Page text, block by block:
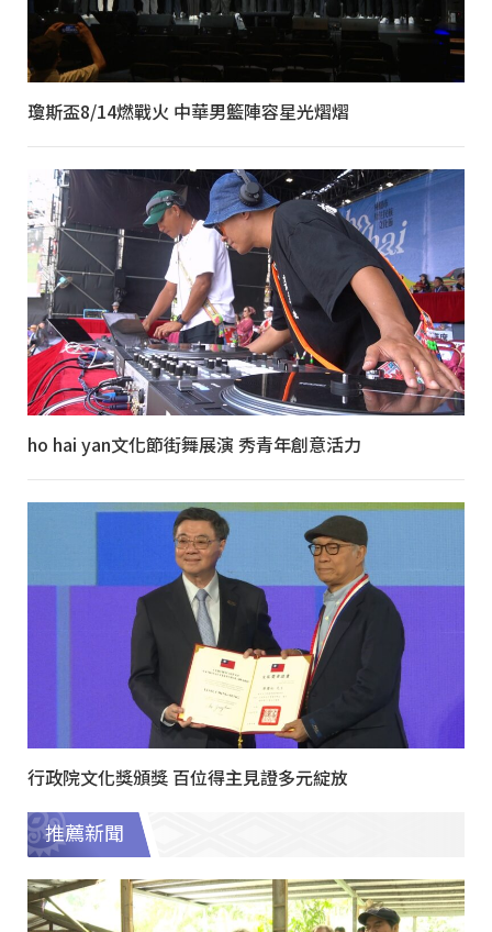
瓊斯盃8/14燃戰火 中華男籃陣容星光熠熠
ho hai yan文化節街舞展演 秀青年創意活力
行政院文化獎頒獎 百位得主見證多元綻放
推薦新聞